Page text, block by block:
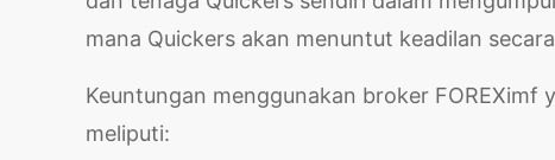
mana Quickers akan menuntut keadilan
Keuntungan menggunakan broker FOREXimf
meliputi: